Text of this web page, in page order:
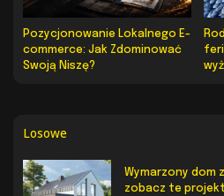
Pozycjonowanie Lokalnego E-
commerce: Jak Zdominować
Swoją Niszę?
Losowe
Wymarzony dom
zobacz te